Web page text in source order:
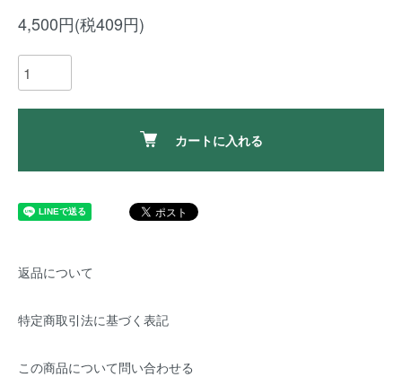
4,500円(税409円)
カートに入れる
返品について
特定商取引法に基づく表記
この商品について問い合わせる